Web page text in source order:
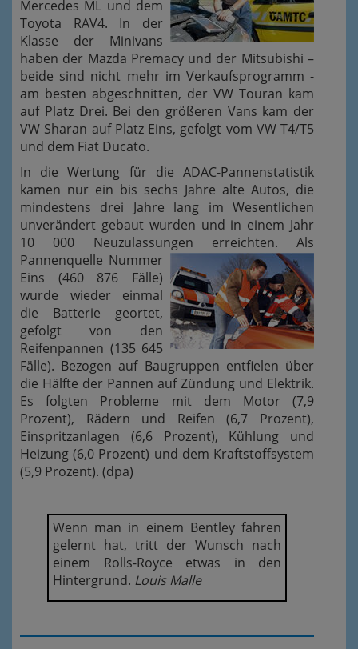
Mercedes ML und dem
Toyota RAV4. In der
Klasse der Minivans
haben der Mazda Premacy und der Mitsubishi –
beide sind nicht mehr im Verkaufsprogramm -
am besten abgeschnitten, der VW Touran kam
auf Platz Drei. Bei den größeren Vans kam der
VW Sharan auf Platz Eins, gefolgt vom VW T4/T5
und dem Fiat Ducato.
In die Wertung für die ADAC-Pannenstatistik
kamen nur ein bis sechs Jahre alte Autos, die
mindestens drei Jahre lang im Wesentlichen
unverändert gebaut wurden und in einem Jahr
10 000 Neuzulassungen erreichten. Als
Pannenquelle Nummer
Eins (460 876 Fälle)
wurde wieder einmal
die Batterie geortet,
gefolgt von den
Reifenpannen (135 645
Fälle). Bezogen auf Baugruppen entfielen über
die Hälfte der Pannen auf Zündung und Elektrik.
Es folgten Probleme mit dem Motor (7,9
Prozent), Rädern und Reifen (6,7 Prozent),
Einspritzanlagen (6,6 Prozent), Kühlung und
Heizung (6,0 Prozent) und dem Kraftstoffsystem
(5,9 Prozent). (dpa)
Wenn man in einem Bentley fahren
gelernt hat, tritt der Wunsch nach
einem Rolls-Royce etwas in den
Hintergrund. Louis Malle